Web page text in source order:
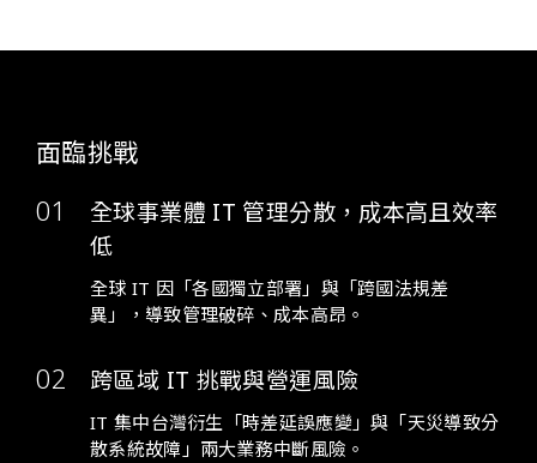
面臨挑戰
全球事業體 IT 管理分散，成本高且效率
低
全球 IT 因「各國獨立部署」與「跨國法規差
異」，導致管理破碎、成本高昂。
跨區域 IT 挑戰與營運風險
IT 集中台灣衍生「時差延誤應變」與「天災導致分
散系統故障」兩大業務中斷風險。